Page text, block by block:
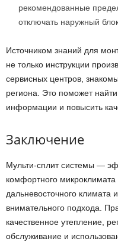
рекомендованные
отключать наружный
Источником знаний для
не только инструкции
сервисных центров,
региона. Это поможет
информации и повысить
Заключение
Мульти-сплит системы —
комфортного
дальневосточного климата
внимательного подхода.
качественное утепление,
обслуживание и